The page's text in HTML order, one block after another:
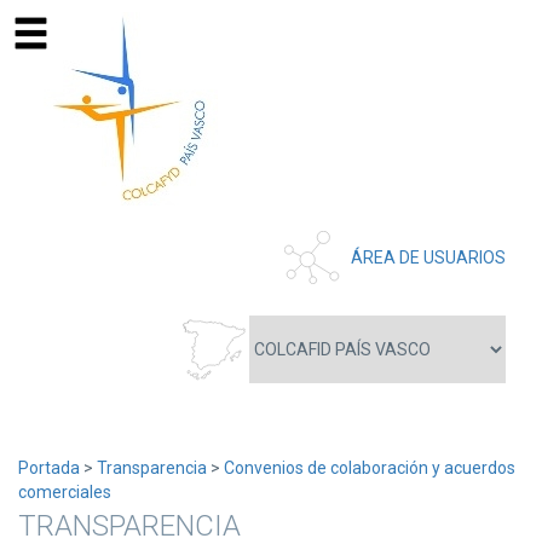
ÁREA DE USUARIOS
Portada > Transparencia > Convenios de colaboración y acuerdos
comerciales
TRANSPARENCIA